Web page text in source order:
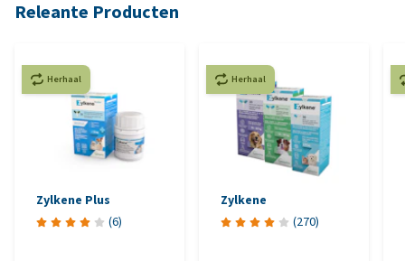
Releante Producten
Herhaal
Zylkene Plus
(6)
Herhaal
Zylkene
(270)